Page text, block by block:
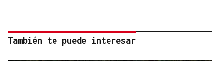
También te puede interesar